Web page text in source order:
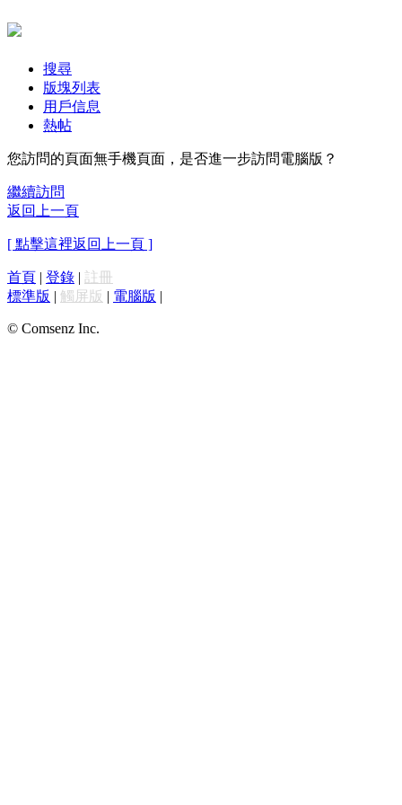
搜尋
版塊列表
用戶信息
熱帖
您訪問的頁面無手機頁面，是否進一步訪問電腦版？
繼續訪問
返回上一頁
[ 點擊這裡返回上一頁 ]
首頁 | 登錄 | 註冊
標準版 | 觸屏版 | 電腦版 |
© Comsenz Inc.